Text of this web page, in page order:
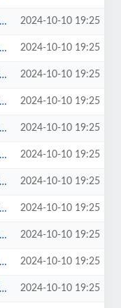
2024-10-10 19:25
2024-10-10 19:25
2024-10-10 19:25
2024-10-10 19:25
2024-10-10 19:25
2024-10-10 19:25
2024-10-10 19:25
2024-10-10 19:25
2024-10-10 19:25
2024-10-10 19:25
2024-10-10 19:25